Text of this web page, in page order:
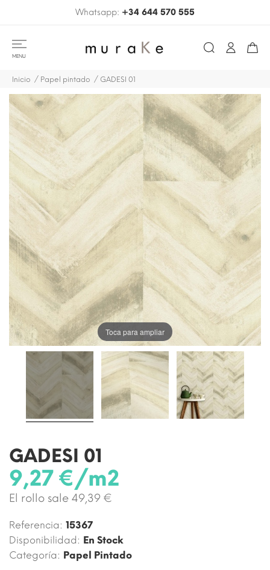
Whatsapp: +34 644 570 555
MENU
Inicio Papel pintado GADESI 01
Toca para ampliar
GADESI 01
9,27 €/m2
El rollo sale 49,39 €
Referencia: 15367
Disponibilidad: En Stock
Categoría: Papel Pintado